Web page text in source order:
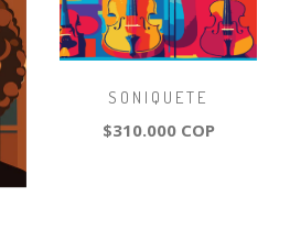
SONIQUETE
$310.000 COP